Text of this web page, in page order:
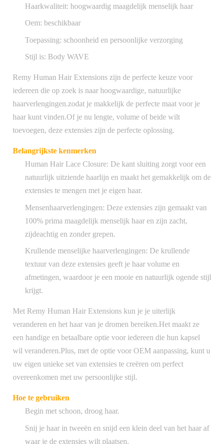
Haarkwaliteit: hoogwaardig maagdelijk menselijk haar
Oem: beschikbaar
Toepassing: schoonheid en persoonlijke verzorging
Stijl is: Body WAVE
Remy Human Hair Extensions zijn de perfecte keuze voor
iedereen die op zoek is naar hoogwaardige, natuurlijke
haarverlengingen.zodat je makkelijk de perfecte maat voor je
haar kunt vinden.Of je nu lengte, volume of beide wilt
toevoegen, deze extensies zijn de perfecte oplossing.
Belangrijkste kenmerken
Human Hair Lace Closure: De kant sluiting zorgt voor een
natuurlijk uitziende haarlijn en maakt het gemakkelijk om de
extensies te mengen met je eigen haar.
Mensenhaarverlengingen: Deze extensies zijn gemaakt van
100% prima maagdelijk menselijk haar en zijn zacht,
zijdeachtig en zonder grepen.
Krullende menselijke haarverlengingen: De krullende
textuur van deze extensies geeft je haar volume en
afmetingen, waardoor je een mooie en natuurlijk ogende stijl
krijgt.
Met Remy Human Hair Extensions kun je je uiterlijk
veranderen en het haar van je dromen bereiken.Het maakt ze
een handige en betaalbare optie voor iedereen die hun kapsel
wil veranderen.Plus, met de optie voor OEM aanpassing, kunt u
uw eigen unieke set van extensies te creëren om perfect
overeenkomen met uw persoonlijke stijl.
Hoe te gebruiken
Begin met schoon, droog haar.
Snij je haar in tweeën en snijd een klein deel van het haar af
waar je de extensies wilt plaatsen.